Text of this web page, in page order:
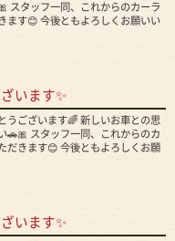
スタッフ一同、これからのカーラ
ます😊 今後ともよろしくお願いい
います✨
うございます🌈 新しいお車との思
🚗🎀 スタッフ一同、これからのカ
だきます😊 今後ともよろしくお願
います✨